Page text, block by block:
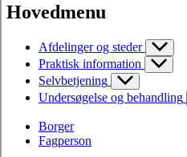
Hovedmenu
Afdelinger og steder
Praktisk information
Selvbetjening
Undersøgelse og behandling
Borger
Fagperson